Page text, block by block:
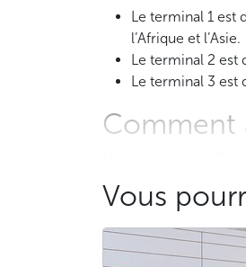
Le terminal 1 est
l’Afrique et l’Asie.
Le terminal 2 est
Le terminal 3 est
Comment
Une fois arrivés à
1) Pour rejoindre
rejoindre le centre-
Vous